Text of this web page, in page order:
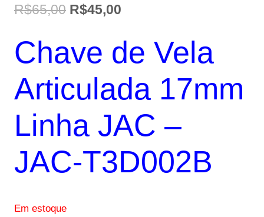
R$65,00 O
original
R$65,00.
R$45,00
atual
R$45,00.
Chave de Vela
Articulada 17mm
Linha JAC –
JAC-T3D002B
Em estoque